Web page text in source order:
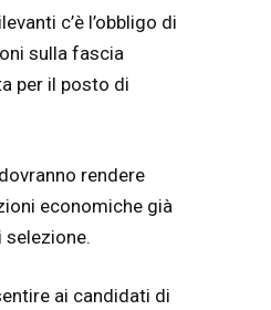
c’è l’obbligo di
sulla fascia
per il posto di
rendere
economiche già
ai candidati di